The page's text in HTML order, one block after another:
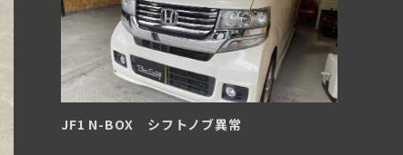
JF1 N-BOX シフトノブ異常